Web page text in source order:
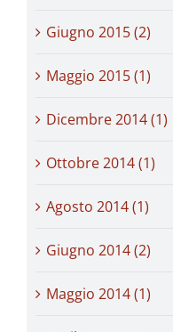
Giugno 2015 (2)
Maggio 2015 (1)
Dicembre 2014 (1)
Ottobre 2014 (1)
Agosto 2014 (1)
Giugno 2014 (2)
Maggio 2014 (1)